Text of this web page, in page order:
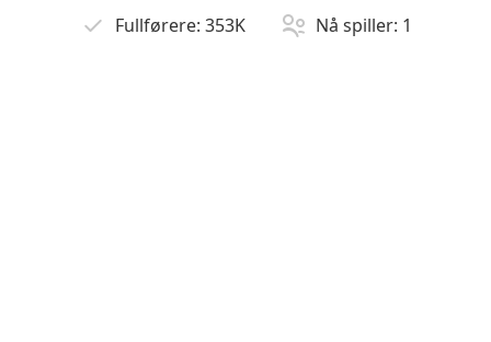
Fullførere: 353K Nå spiller: 1